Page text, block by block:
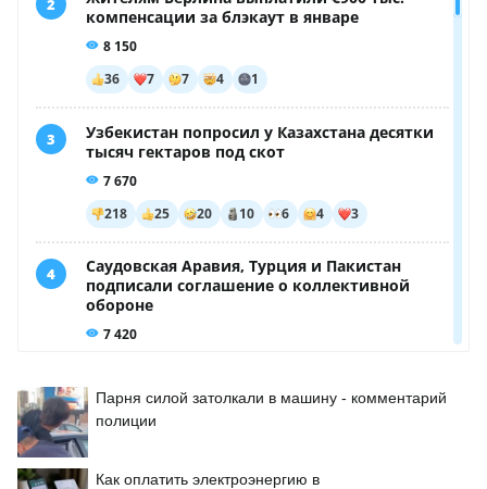
Парня силой затолкали в машину - комментарий
полиции
Как оплатить электроэнергию в